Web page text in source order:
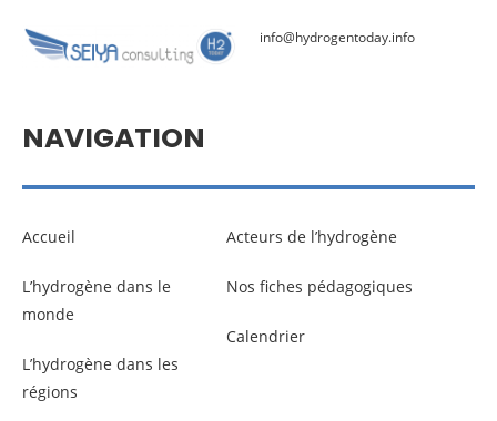
info@hydrogentoday.info
NAVIGATION
Accueil
L’hydrogène dans le
monde
L’hydrogène dans les
régions
Acteurs de l’hydrogène
Nos fiches pédagogiques
Calendrier